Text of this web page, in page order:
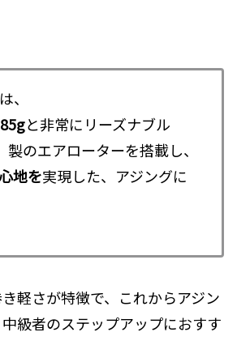
、
と非常にリーズナブル
製のエアローターを搭載し、
地を実現した、アジングに
軽さが特徴で、これからアジン
級者のステップアップにおすす